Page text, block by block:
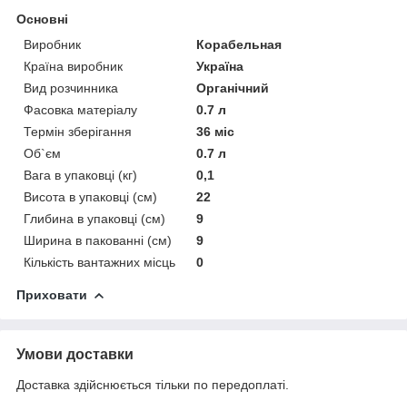
Основні
Виробник
Корабельная
Країна виробник
Україна
Вид розчинника
Органічний
Фасовка матеріалу
0.7 л
Термін зберігання
36 міс
Об`єм
0.7 л
Вага в упаковці (кг)
0,1
Висота в упаковці (см)
22
Глибина в упаковці (см)
9
Ширина в пакованні (см)
9
Кількість вантажних місць
0
Приховати
Умови доставки
Доставка здійснюється тільки по передоплаті.